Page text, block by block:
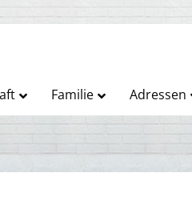
Familie Adressen